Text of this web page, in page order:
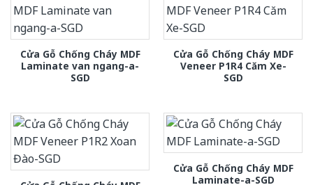
Cửa Gỗ Chống Cháy MDF
Laminate van ngang-a-
SGD
Cửa Gỗ Chống Cháy MDF
Veneer P1R4 Căm Xe-
SGD
Cửa Gỗ Chống Cháy MDF
Laminate-a-SGD